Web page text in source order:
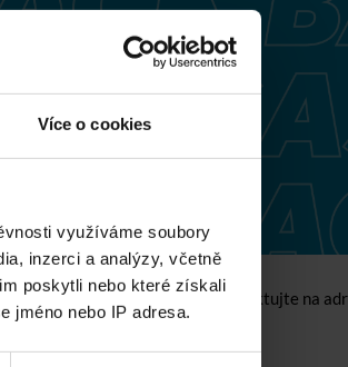
Více o cookies
využíváme soubory
inzerci a analýzy, včetně
poskytli nebo které získali
jméno nebo IP adresa.
případě dotazů nás prosím kontaktujte na